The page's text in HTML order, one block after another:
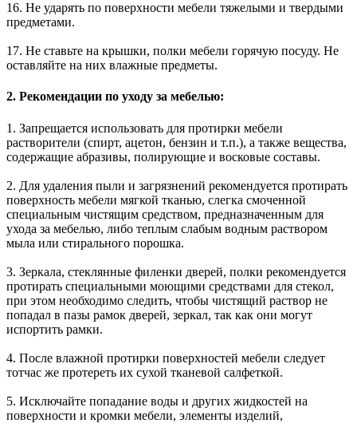
16. Не ударять по поверхности мебели тяжелыми и твердыми
предметами.
17. Не ставьте на крышки, полки мебели горячую посуду. Не
оставляйте на них влажные предметы.
2. Рекомендации по уходу за мебелью:
1. Запрещается использовать для протирки мебели
растворители (спирт, ацетон, бензин и т.п.), а также вещества,
содержащие абразивы, полирующие и восковые составы.
2. Для удаления пыли и загрязнений рекомендуется протирать
поверхность мебели мягкой тканью, слегка смоченной
специальным чистящим средством, предназначенным для
ухода за мебелью, либо теплым слабым водным раствором
мыла или стирального порошка.
3. Зеркала, стеклянные филенки дверей, полки рекомендуется
протирать специальными моющими средствами для стекол,
при этом необходимо следить, чтобы чистящий раствор не
попадал в пазы рамок дверей, зеркал, так как они могут
испортить рамки.
4. После влажной протирки поверхностей мебели следует
тотчас же протереть их сухой тканевой салфеткой.
5. Исключайте попадание воды и других жидкостей на
поверхности и кромки мебели, элементы изделий,